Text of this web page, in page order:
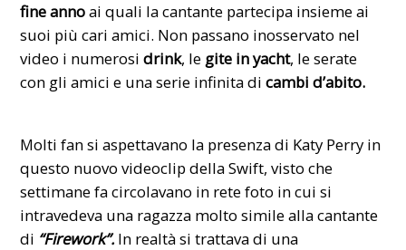
fine annoai quali la cantante partecipa insieme ai
suoi più cari amici. Non passano inosservato nel
video i numerosidrink, le gite in yacht, le serate
con gli amici e una serie infinita dicambi d’abito.
Molti fan si aspettavano la presenza di Katy Perry in
questo nuovo videoclip della Swift, visto che
settimane fa circolavano in rete foto in cui si
intravedeva una ragazza molto simile alla cantante
di “Firework”. In realtà si trattava di una